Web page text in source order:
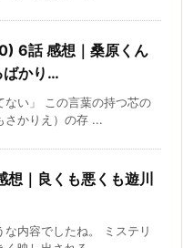
6話 感想｜桑原くん
ばかり…
ない」 この言葉の持つ芯の
さかりえ）の存 ...
｜良くも悪くも遊川
内容でしたね。 ミステリ